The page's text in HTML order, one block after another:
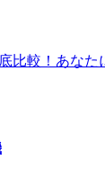
比較！あなた